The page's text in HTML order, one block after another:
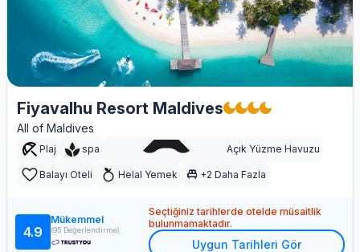
Fiyavalhu Resort Maldives
All of Maldives
Plaj spa Açık Yüzme Havuzu
Balayı Oteli Helal Yemek single_bed +2 Daha Fazla
4.9
Mükemmel
(95 Değerlendirme)
Seçtiğiniz tarihlerde otelde müsaitlik
bulunmamaktadır.
Uygun Tarihleri Gör